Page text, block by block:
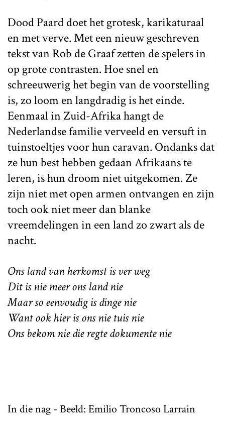
Dood Paard doet het grotesk, karikaturaal
en met verve. Met een nieuw geschreven
tekst van Rob de Graaf zetten de spelers in
op grote contrasten. Hoe snel en
schreeuwerig het begin van de voorstelling
is, zo loom en langdradig is het einde.
Eenmaal in Zuid-Afrika hangt de
Nederlandse familie verveeld en versuft in
tuinstoeltjes voor hun caravan. Ondanks dat
ze hun best hebben gedaan Afrikaans te
leren, is hun droom niet uitgekomen. Ze
zijn niet met open armen ontvangen en zijn
toch ook niet meer dan blanke
vreemdelingen in een land zo zwart als de
nacht.
Ons land van herkomst is ver weg
Dit is nie meer ons land nie
Maar so eenvoudig is dinge nie
Want ook hier is ons nie tuis nie
Ons bekom nie die regte dokumente nie
In die nag - Beeld: Emilio Troncoso Larrain